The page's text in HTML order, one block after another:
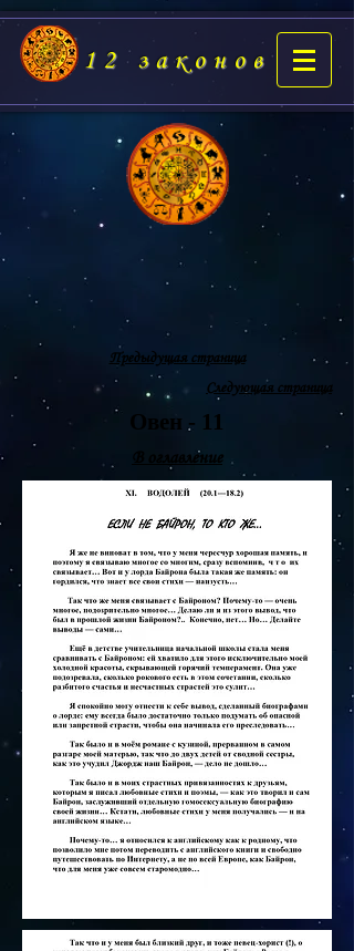
12 законов
Предыдущая страница
Следующая страница
Овен - 11
В оглавление